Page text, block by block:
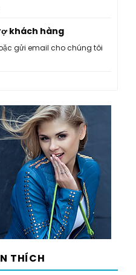
khách hàng
gửi email cho chúng tôi
THÍCH